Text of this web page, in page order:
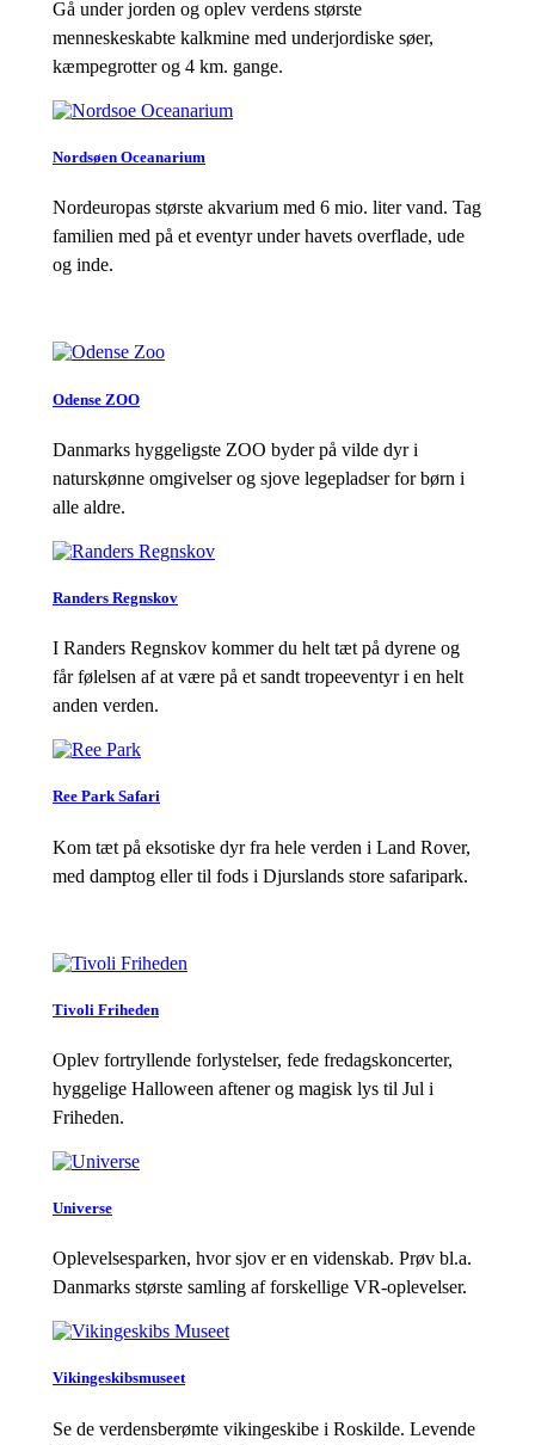
Gå under jorden og oplev verdens største
menneskeskabte kalkmine med underjordiske søer,
kæmpegrotter og 4 km. gange.
Nordsøen Oceanarium
Nordeuropas største akvarium med 6 mio. liter vand. Tag
familien med på et eventyr under havets overflade, ude
og inde.
Odense ZOO
Danmarks hyggeligste ZOO byder på vilde dyr i
naturskønne omgivelser og sjove legepladser for børn i
alle aldre.
Randers Regnskov
I Randers Regnskov kommer du helt tæt på dyrene og
får følelsen af at være på et sandt tropeeventyr i en helt
anden verden.
Ree Park Safari
Kom tæt på eksotiske dyr fra hele verden i Land Rover,
med damptog eller til fods i Djurslands store safaripark.
Tivoli Friheden
Oplev fortryllende forlystelser, fede fredagskoncerter,
hyggelige Halloween aftener og magisk lys til Jul i
Friheden.
Universe
Oplevelsesparken, hvor sjov er en videnskab. Prøv bl.a.
Danmarks største samling af forskellige VR-oplevelser.
Vikingeskibsmuseet
Se de verdensberømte vikingeskibe i Roskilde. Levende